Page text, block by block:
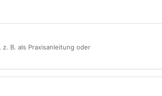
B. als Praxisanleitung oder